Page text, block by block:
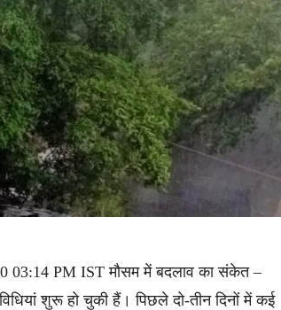
03:14 PM IST मौसम में बदलाव का संकेत –
शुरू हो चुकी हैं। पिछले दो-तीन दिनों में कई